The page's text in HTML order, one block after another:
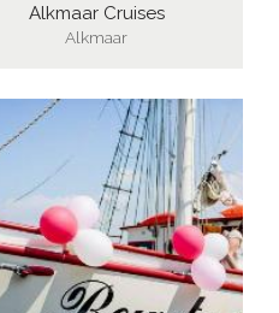
Alkmaar Cruises
Alkmaar